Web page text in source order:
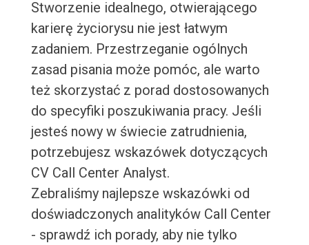
Stworzenie idealnego, otwierającego
karierę życiorysu nie jest łatwym
zadaniem. Przestrzeganie ogólnych
zasad pisania może pomóc, ale warto
też skorzystać z porad dostosowanych
do specyfiki poszukiwania pracy. Jeśli
jesteś nowy w świecie zatrudnienia,
potrzebujesz wskazówek dotyczących
CV Call Center Analyst.
Zebraliśmy najlepsze wskazówki od
doświadczonych analityków Call Center
- sprawdź ich porady, aby nie tylko